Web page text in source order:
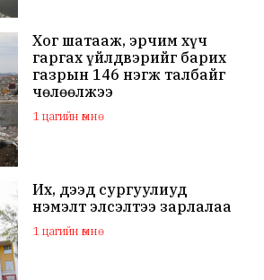
Хог шатааж, эрчим хүч
гаргах үйлдвэрийг барих
газрын 146 нэгж талбайг
чөлөөлжээ
1 цагийн өмнө
Их, дээд сургуулиуд
нэмэлт элсэлтээ зарлалаа
1 цагийн өмнө